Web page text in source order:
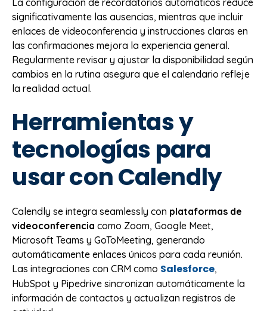
significativamente las ausencias, mientras que incluir
enlaces de videoconferencia y instrucciones claras en
las confirmaciones mejora la experiencia general.
Regularmente revisar y ajustar la disponibilidad según
cambios en la rutina asegura que el calendario refleje
la realidad actual.
Herramientas y
tecnologías para
usar con Calendly
Calendly se integra seamlessly con plataformas de
videoconferencia como Zoom, Google Meet,
Microsoft Teams y GoToMeeting, generando
automáticamente enlaces únicos para cada reunión.
Las integraciones con CRM como Salesforce,
HubSpot y Pipedrive sincronizan automáticamente la
información de contactos y actualizan registros de